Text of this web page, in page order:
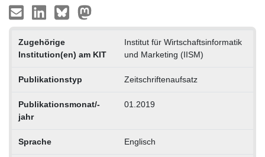
Zugehörige
Institution(en) am KIT
Institut für Wirtschaftsinformatik
und Marketing (IISM)
Publikationstyp Zeitschriftenaufsatz
Publikationsmonat/-
jahr
01.2019
Sprache Englisch